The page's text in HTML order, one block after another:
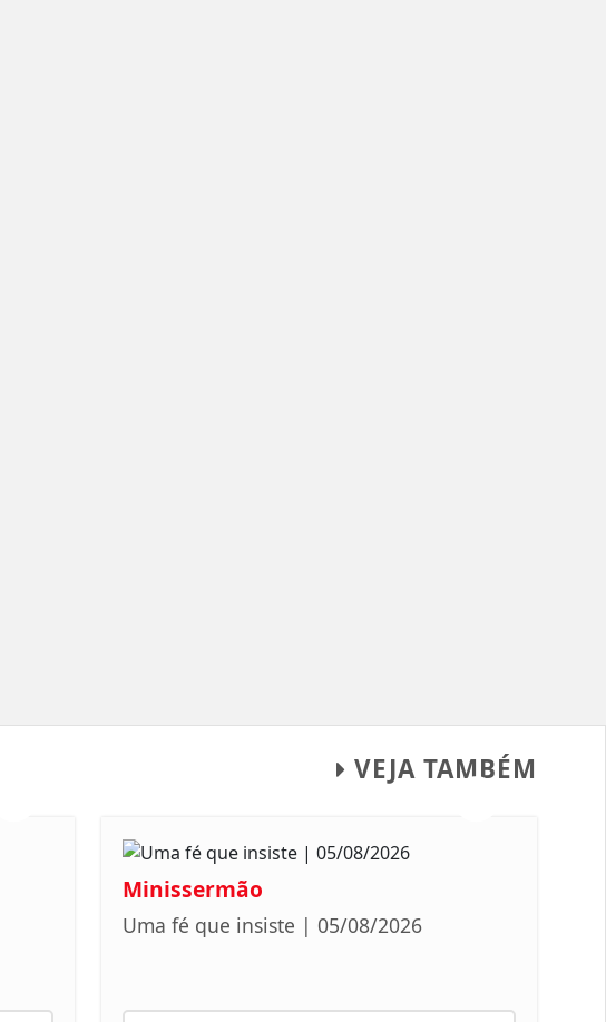
VEJA TAMBÉM
Minissermão
Uma fé que insiste | 05/08/2026